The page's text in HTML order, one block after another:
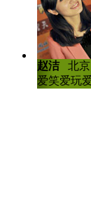
A 北
B 哈
C
赵洁
北
爱笑爱玩爱